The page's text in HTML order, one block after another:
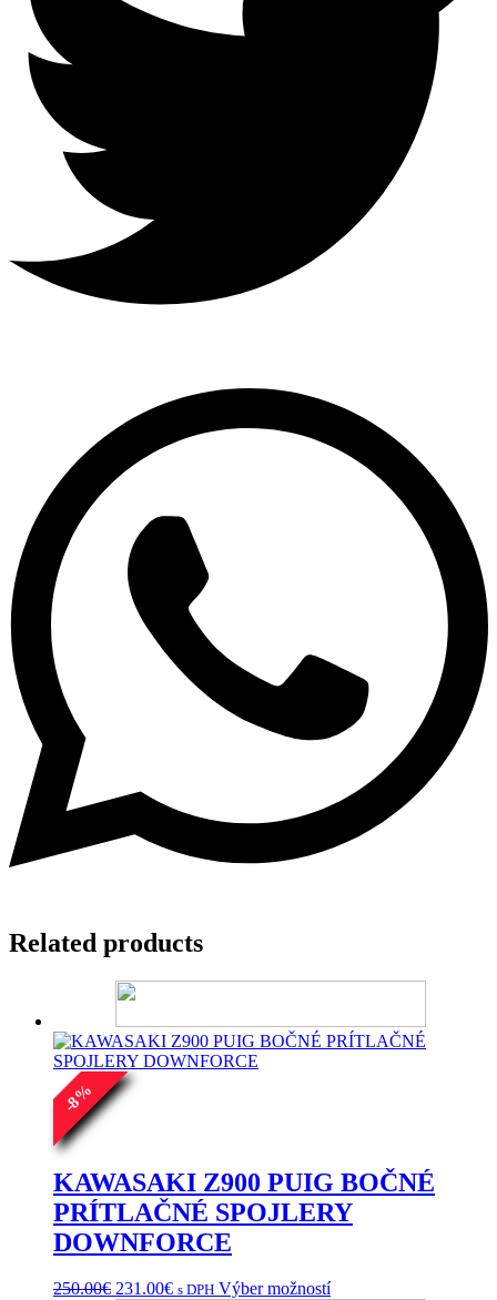
Related products
-
8
%
KAWASAKI Z900 PUIG BOČNÉ
PRÍTLAČNÉ SPOJLERY
DOWNFORCE
250.00€ Pôvodná
231.00€Aktuálna
s DPH Výber možnostíTento